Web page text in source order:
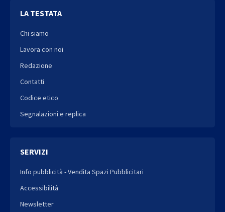
LA TESTATA
Chi siamo
Lavora con noi
Redazione
Contatti
Codice etico
Segnalazioni e replica
SERVIZI
Info pubblicità - Vendita Spazi Pubblicitari
Accessibilità
Newsletter